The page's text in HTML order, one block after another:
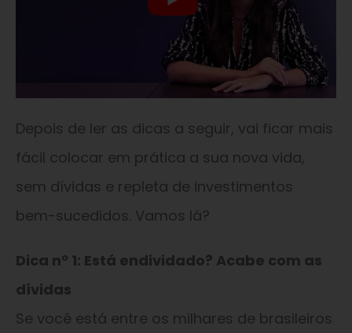
Depois de ler as dicas a seguir, vai ficar mais
fácil colocar em prática a sua nova vida,
sem dívidas e repleta de investimentos
bem-sucedidos. Vamos lá?
Dica nº 1: Está endividado? Acabe com as
dívidas
Se você está entre os milhares de brasileiros